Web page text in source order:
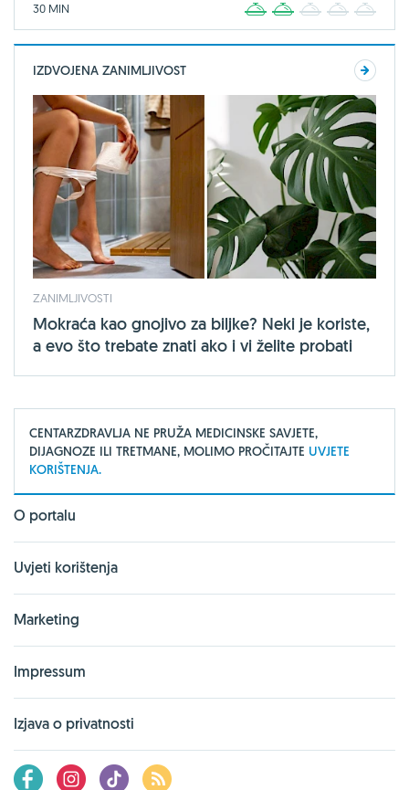
30 MIN 2 3 4
IZDVOJENA ZANIMLJIVOST
ZANIMLJIVOSTI
Mokraća kao gnojivo za biljke? Neki je koriste,
a evo što trebate znati ako i vi želite probati
CENTARZDRAVLJA NE PRUŽA MEDICINSKE SAVJETE,
DIJAGNOZE ILI TRETMANE, MOLIMO PROČITAJTE UVJETE
KORIŠTENJA.
O portalu
Uvjeti korištenja
Marketing
Impressum
Izjava o privatnosti